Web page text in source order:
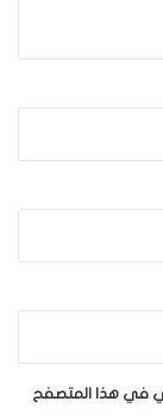
في هذا المتصفح